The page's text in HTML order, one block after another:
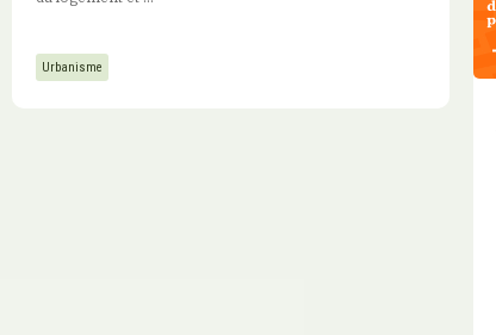
Urbanisme